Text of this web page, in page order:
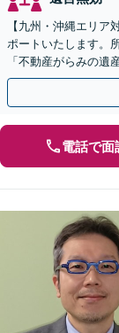
【九州・沖縄エリ
ポートいたします。
「不動産がらみの遺
策をおこないましょ
電話で面